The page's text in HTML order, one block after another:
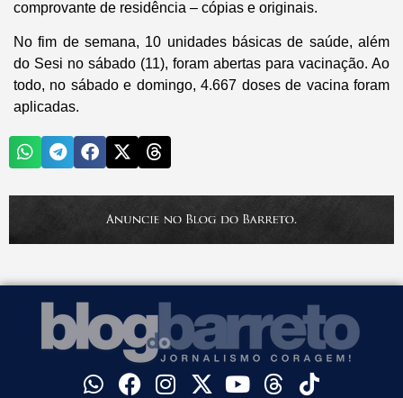
comprovante de residência – cópias e originais.
No fim de semana, 10 unidades básicas de saúde, além
do Sesi no sábado (11), foram abertas para vacinação. Ao
todo, no sábado e domingo, 4.667 doses de vacina foram
aplicadas.